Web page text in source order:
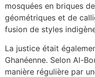
mosquées en briques
géométriques et de
fusion de styles
La justice était
Ghanéenne. Selon Al-
manière régulière par